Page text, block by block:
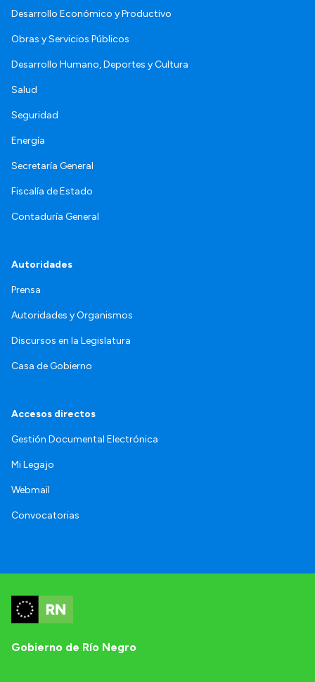
Desarrollo Económico y Productivo
Obras y Servicios Públicos
Desarrollo Humano, Deportes y Cultura
Salud
Seguridad
Energía
Secretaría General
Fiscalía de Estado
Contaduría General
Autoridades
Prensa
Autoridades y Organismos
Discursos en la Legislatura
Casa de Gobierno
Accesos directos
Gestión Documental Electrónica
Mi Legajo
Webmail
Convocatorias
Gobierno de Río Negro